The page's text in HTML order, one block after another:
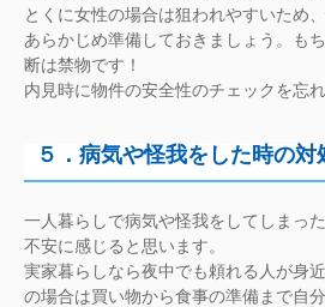
とくに女性の場合は狙われやすいため
あらかじめ準備しておきましょう。も
断は禁物です！
内見時に物件の安全性のチェックを忘れ
５．病気や怪我をした時の対
一人暮らしで病気や怪我をしてしまっ
不安に感じると思います。
実家暮らしなら夜中でも頼れる人が身
の場合は買い物から食事の準備まで自